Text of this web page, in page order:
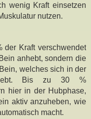
wenig Kraft einsetzen
nutzen.
der Kraft verschwendet
anhebt, sondern die
welches sich in der
hebt. Bis zu 30 %
hier in der Hubphase,
aktiv anzuheben, wie
macht.